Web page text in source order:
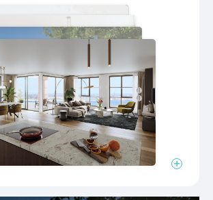
het heel goed als je de nodige vragen
op de meest gestelde
jouw vraag er niet bij? Neem dan
makelaars op.
appartementen van fase 1 (De
Schrijf je in op het
van jouw voorkeur of neem direct
één van de betrokken makelaars.